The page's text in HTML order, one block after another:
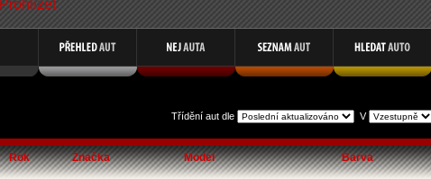
Prohlížet
Třídění aut dle V
Rok Značka Model Barva